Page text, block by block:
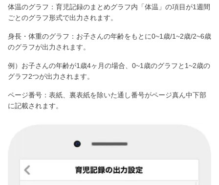
体温のグラフ：育児記録のまとめグラフ内「体温」の項目が1週間
ごとのグラフ形式で出力されます。
身長・体重のグラフ：お子さんの年齢をもとに0~1歳/1~2歳/2~6歳
のグラフが出力されます。
例）お子さんの年齢が1歳4ヶ月の場合、0~1歳のグラフと1~2歳の
グラフ2つが出力されます。
ページ番号：表紙、裏表紙を除いた通し番号がページ真ん中下部
に記載されます。